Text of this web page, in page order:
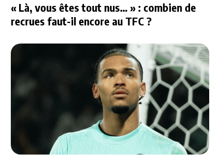
« Là, vous êtes tout nus… » : combien de
recrues faut-il encore au TFC ?